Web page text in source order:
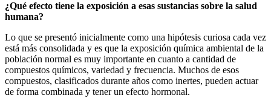
¿Qué efecto tiene la exposición a esas sustancias sobre la salud
humana?
Lo que se presentó inicialmente como una hipótesis curiosa cada vez
está más consolidada y es que la exposición química ambiental de la
población normal es muy importante en cuanto a cantidad de
compuestos químicos, variedad y frecuencia. Muchos de esos
compuestos, clasificados durante años como inertes, pueden actuar
de forma combinada y tener un efecto hormonal.